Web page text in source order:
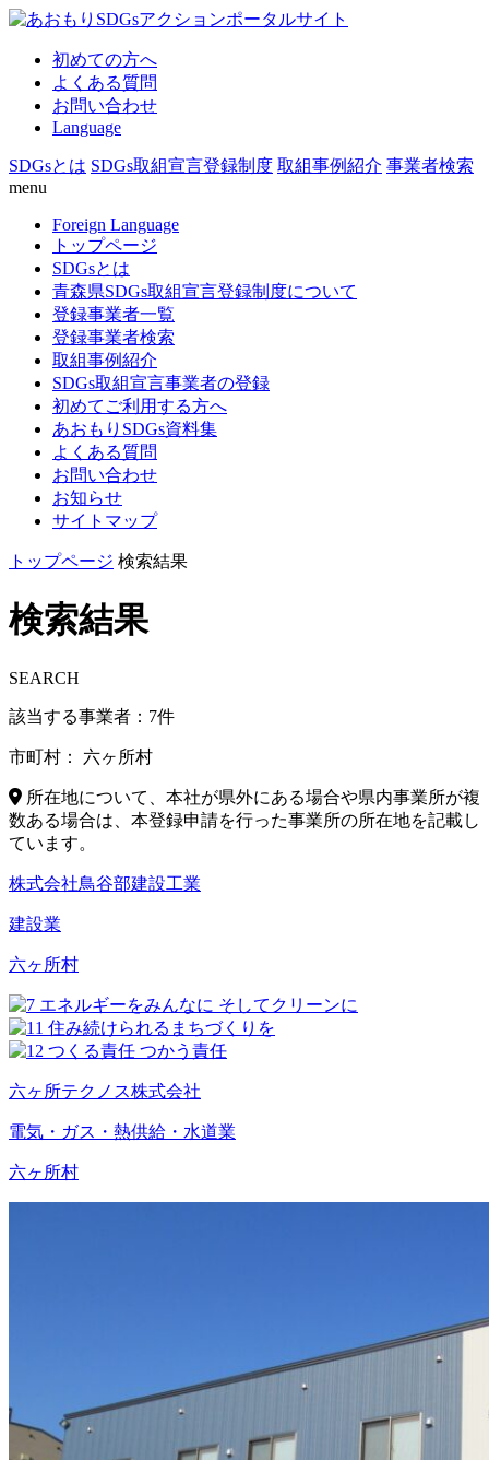
初めての方へ
よくある質問
お問い合わせ
Language
SDGsとは SDGs取組宣言登録制度 取組事例紹介 事業者検索
menu
Foreign Language
トップページ
SDGsとは
青森県SDGs取組宣言登録制度について
登録事業者一覧
登録事業者検索
取組事例紹介
SDGs取組宣言事業者の登録
初めてご利用する方へ
あおもりSDGs資料集
よくある質問
お問い合わせ
お知らせ
サイトマップ
トップページ 検索結果
検索結果
SEARCH
該当する事業者： 7件
市町村： 六ヶ所村
所在地について、本社が県外にある場合や県内事業所が複
数ある場合は、本登録申請を行った事業所の所在地を記載し
ています。
株式会社鳥谷部建設工業
建設業
六ヶ所村
六ヶ所テクノス株式会社
電気・ガス・熱供給・水道業
六ヶ所村